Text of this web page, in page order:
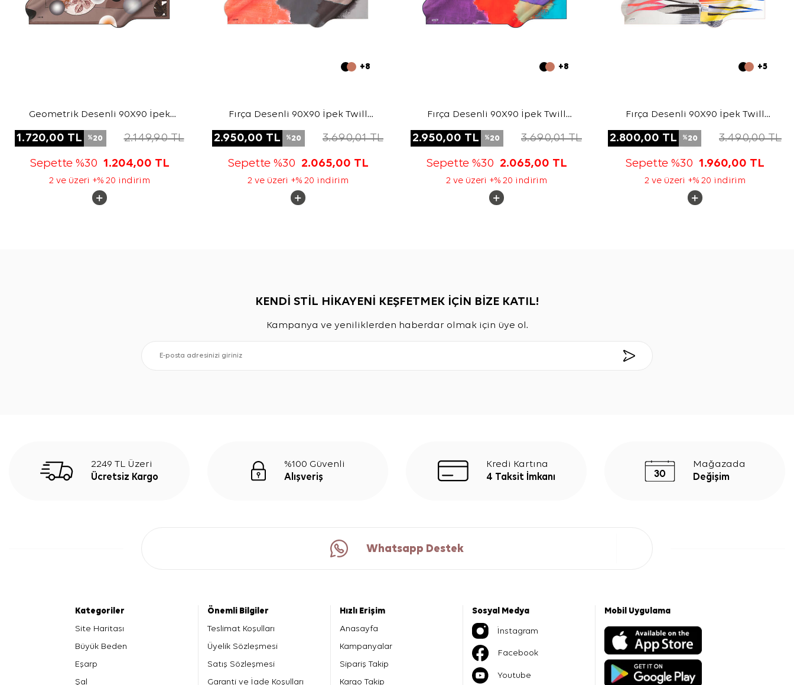
Geometrik Desenli 90X90 İpek
1.720,00 TL %20 2.149,90TL
Sepette %30 1.204,00 TL
2 ve üzeri +% 20 indirim
+8
Fırça Desenli 90X90 İpek Twill
2.950,00 TL %20 3.690,01TL
Sepette %30 2.065,00 TL
2 ve üzeri +% 20 indirim
+8
Fırça Desenli 90X90 İpek Twill
2.950,00 TL %20 3.690,01TL
Sepette %30 2.065,00 TL
2 ve üzeri +% 20 indirim
+5
Fırça Desenli 90X90 İpek Twill
2.800,00 TL %20 3.490,00TL
Sepette %30 1.960,00 TL
2 ve üzeri +% 20 indirim
KENDİ STİL HİKAYENİ KEŞFETMEK İÇİN BİZE KATIL!
Kampanya ve yeniliklerden haberdar olmak için üye ol.
2249 TL Üzeri
Ücretsiz Kargo
%100 Güvenli
Alışveriş
Kredi Kartına
4 Taksit İmkanı
Mağazada
Değişim
Whatsapp Destek
Kategoriler
Site Haritası
Büyük Beden
Eşarp
Şal
Önemli Bilgiler
Teslimat Koşulları
Üyelik Sözleşmesi
Satış Sözleşmesi
Garanti ve İade Koşulları
Hızlı Erişim
Anasayfa
Kampanyalar
Sipariş Takip
Kargo Takip
Sosyal Medya
İnstagram
Facebook
Youtube
Mobil Uygulama